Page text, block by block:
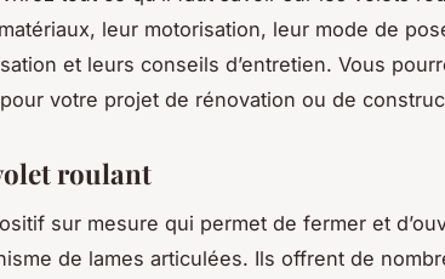
leur motorisation, leur mode de
et leurs conseils d’entretien. Vous
votre projet de rénovation ou de
roulant
sur mesure qui permet de fermer et
de lames articulées. Ils offrent de